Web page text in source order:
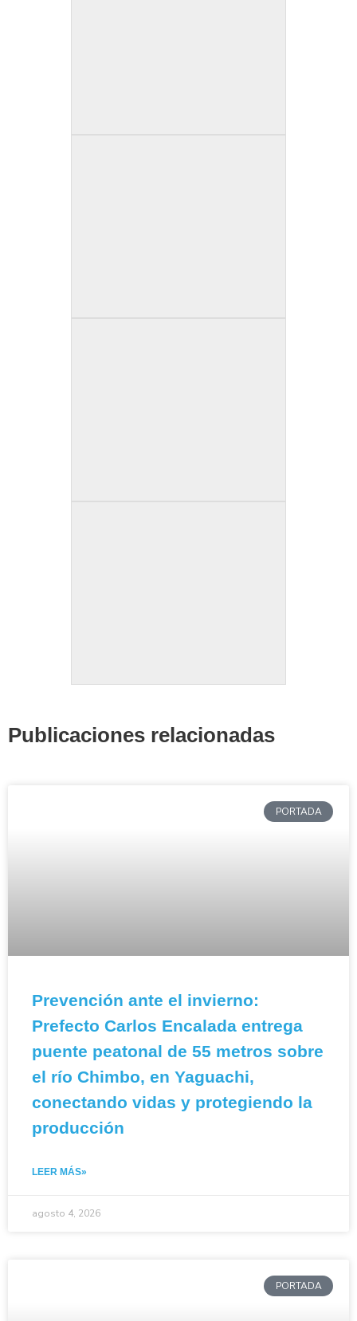
Publicaciones relacionadas
PORTADA
Prevención ante el invierno:
Prefecto Carlos Encalada entrega
puente peatonal de 55 metros sobre
el río Chimbo, en Yaguachi,
conectando vidas y protegiendo la
producción
LEER MÁS»
agosto 4, 2026
PORTADA